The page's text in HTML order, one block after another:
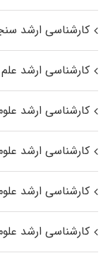
کارشناسی ارشد
کارشناسی ارشد
کارشناسی ارشد
کارشناسی ارشد
کارشناسی ارشد
کارشناسی ارشد